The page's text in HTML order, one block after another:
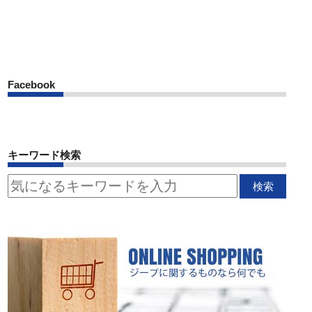
Facebook
キーワード検索